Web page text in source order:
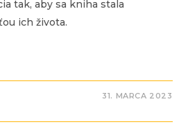
tak, aby sa kniha stala
ich života.
31. MARCA 2023